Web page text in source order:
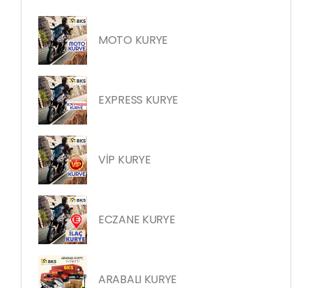
MOTO KURYE
EXPRESS KURYE
VİP KURYE
ECZANE KURYE
ARABALI KURYE